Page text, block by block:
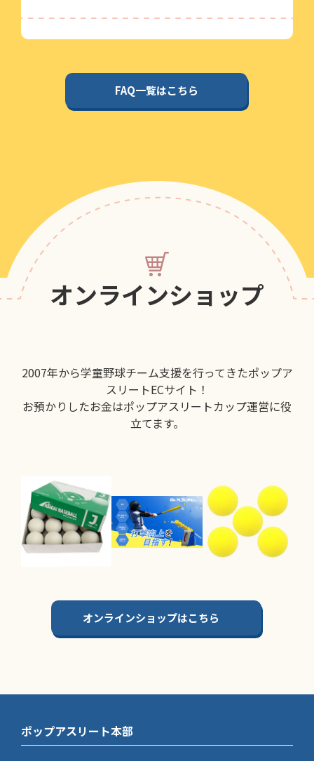
FAQ一覧はこちら
オンラインショップ
2007年から学童野球チーム支援を行ってきたポップア
スリートECサイト！
お預かりしたお金はポップアスリートカップ運営に役
立てます。
オンラインショップはこちら
ポップアスリート本部